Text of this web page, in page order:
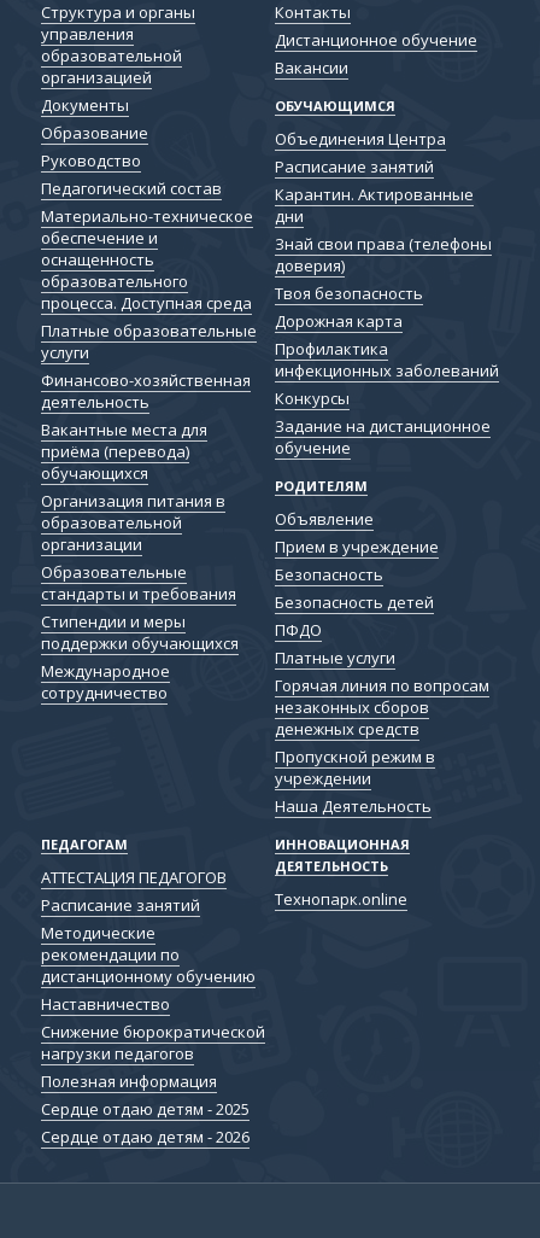
Структура и органы
управления
образовательной
организацией
Документы
Образование
Руководство
Педагогический состав
Материально-техническое
обеспечение и
оснащенность
образовательного
процесса. Доступная среда
Платные образовательные
услуги
Финансово-хозяйственная
деятельность
Вакантные места для
приёма (перевода)
обучающихся
Организация питания в
образовательной
организации
Образовательные
стандарты и требования
Cтипендии и меры
поддержки обучающихся
Международное
сотрудничество
Контакты
Дистанционное обучение
Вакансии
ОБУЧАЮЩИМСЯ
Объединения Центра
Расписание занятий
Карантин. Актированные
дни
Знай свои права (телефоны
доверия)
Твоя безопасность
Дорожная карта
Профилактика
инфекционных заболеваний
Конкурсы
Задание на дистанционное
обучение
РОДИТЕЛЯМ
Объявление
Прием в учреждение
Безопасность
Безопасность детей
ПФДО
Платные услуги
Горячая линия по вопросам
незаконных сборов
денежных средств
Пропускной режим в
учреждении
Наша Деятельность
ПЕДАГОГАМ
АТТЕСТАЦИЯ ПЕДАГОГОВ
Расписание занятий
Методические
рекомендации по
дистанционному обучению
Наставничество
Снижение бюрократической
нагрузки педагогов
Полезная информация
Сердце отдаю детям - 2025
Сердце отдаю детям - 2026
ИННОВАЦИОННАЯ
ДЕЯТЕЛЬНОСТЬ
Технопарк.online